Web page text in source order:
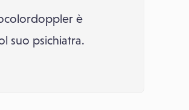
è
suo psichiatra.